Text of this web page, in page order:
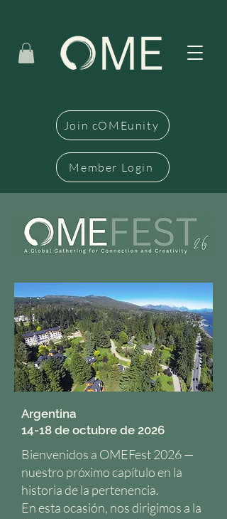
Join cOMEunity
Member Login
Argentina
14-18 de octubre de 2026
Bienvenidos a OMEFest 2026 —
nuestro próximo capítulo en la
historia de la pertenencia.
En esta ocasión, nos dirigimos a la